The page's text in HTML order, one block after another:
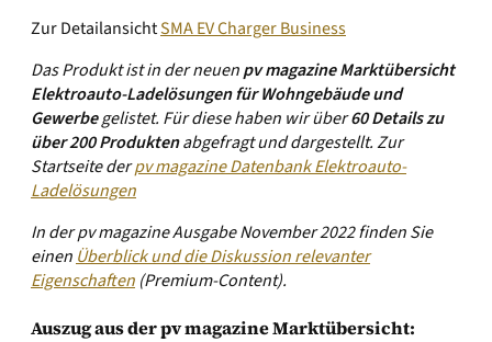
Zur DetailansichtSMA EV Charger Business
Das Produkt ist in der neuenpv magazine Marktübersicht
Elektroauto-Ladelösungen für Wohngebäude und
Gewerbegelistet. Für diese haben wir über60 Details zu
über 200 Produktenabgefragt und dargestellt.Zur
Startseite derpv magazine Datenbank Elektroauto-
Ladelösungen
In der pv magazine Ausgabe November 2022 finden Sie
einen Überblick und die Diskussion relevanter
Eigenschaften (Premium-Content).
Auszug aus der pv magazine Marktübersicht: